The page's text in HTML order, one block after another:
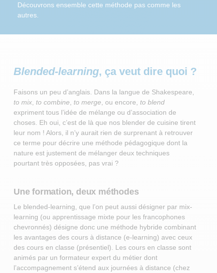
Découvrons ensemble cette méthode pas comme les
autres.
Blended-learning, ça veut dire quoi ?
Faisons un peu d’anglais. Dans la langue de Shakespeare,
to mix to combine to merge , ou encore, to blend
expriment tous l’idée de mélange ou d’association de
choses. Eh oui, c’est de là que nos blender de cuisine tirent
leur nom ! Alors, il n’y aurait rien de surprenant à retrouver
ce terme pour décrire une méthode pédagogique dont la
nature est justement de mélanger deux techniques
pourtant très opposées, pas vrai ?
Une formation, deux méthodes
Le blended-learning, que l’on peut aussi désigner par mix-
learning (ou apprentissage mixte pour les francophones
chevronnés) désigne donc une méthode hybride combinant
les avantages des cours à distance (e-learning) avec ceux
des cours en classe (présentiel). Les cours en classe sont
animés par un formateur expert du métier dont
l’accompagnement s’étend aux journées à distance (chez